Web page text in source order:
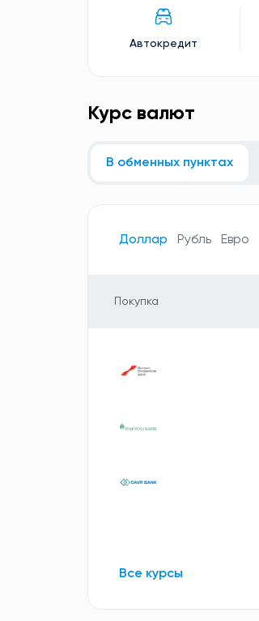
Автокредит
Курс валют
В обменных пунктах
Доллар Рубль Евро
Покупка
Все курсы